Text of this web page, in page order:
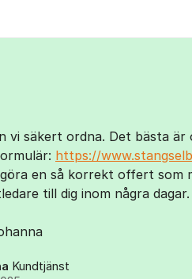
vi säkert ordna. Det bästa
https://
en så korrekt offert som
till dig inom några dagar.
Kundtjänst